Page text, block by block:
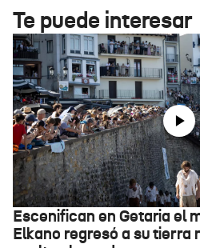
Te puede interesar
Escenifican en Getaria el
Elkano regresó a su tierra